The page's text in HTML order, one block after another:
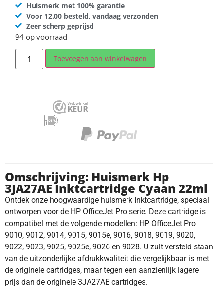
Huismerk met 100% garantie
Voor 12.00 besteld, vandaag verzonden
Zeer scherp geprijsd
94 op voorraad
Toevoegen aan winkelwagen
Omschrijving: Huismerk Hp
3JA27AE Inktcartridge Cyaan 22ml
Ontdek onze hoogwaardige huismerk Inktcartridge, speciaal
ontworpen voor de HP OfficeJet Pro serie. Deze cartridge is
compatibel met de volgende modellen: HP OfficeJet Pro
9010, 9012, 9014, 9015, 9015e, 9016, 9018, 9019, 9020,
9022, 9023, 9025, 9025e, 9026 en 9028. U zult versteld staan
van de uitzonderlijke afdrukkwaliteit die vergelijkbaar is met
de originele cartridges, maar tegen een aanzienlijk lagere
prijs dan de originele 3JA27AE cartridges.